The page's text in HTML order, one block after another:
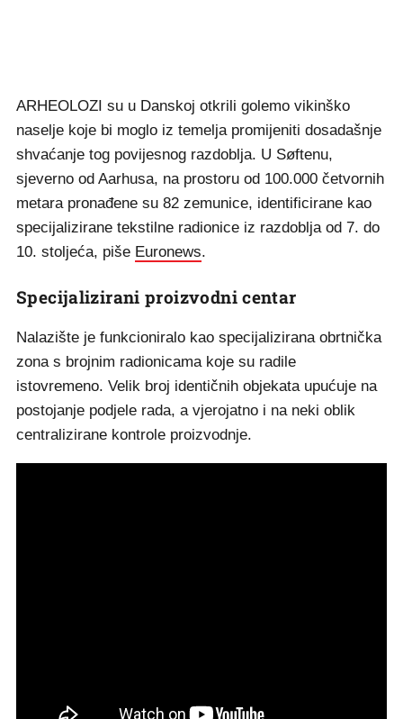
ARHEOLOZI su u Danskoj otkrili golemo vikinško
naselje koje bi moglo iz temelja promijeniti dosadašnje
shvaćanje tog povijesnog razdoblja. U Søftenu,
sjeverno od Aarhusa, na prostoru od 100.000 četvornih
metara pronađene su 82 zemunice, identificirane kao
specijalizirane tekstilne radionice iz razdoblja od 7. do
10. stoljeća, piše Euronews.
Specijalizirani proizvodni centar
Nalazište je funkcioniralo kao specijalizirana obrtnička
zona s brojnim radionicama koje su radile
istovremeno. Velik broj identičnih objekata upućuje na
postojanje podjele rada, a vjerojatno i na neki oblik
centralizirane kontrole proizvodnje.